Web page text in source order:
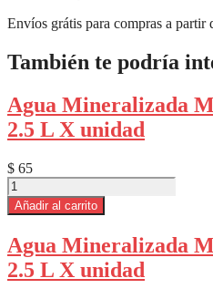
Envíos grátis para compras a partir
También te podría
Agua Mineralizada
2.5 L X unidad
$ 65
Agua
Mineralizada
MATUTINA
Gas
2.5
L
Añadir al carrito
Agua Mineralizada
2.5 L X unidad